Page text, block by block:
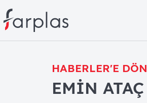
HABERLER'E DÖN
EMİN ATAÇ